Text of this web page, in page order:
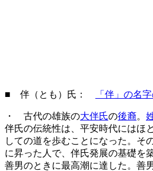
■ 伴（とも）氏： 「伴」の名
・ 古代の雄族の大伴氏の後裔。
伴氏の伝統性は、平安時代にはほ
しての道を歩むことになった。そ
に昇った人で、伴氏発展の基礎を
善男のときに最高潮に達した。善男